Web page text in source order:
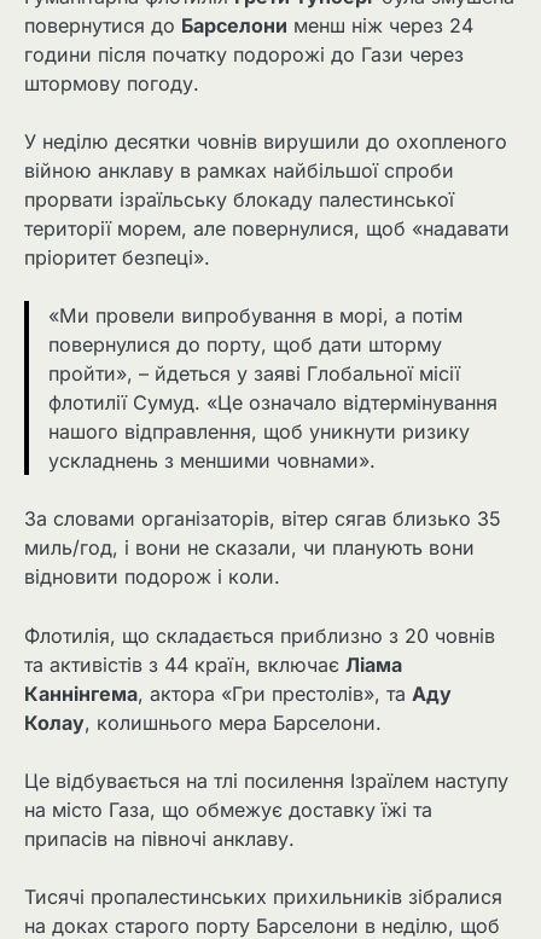
повернутися до Барселони менш ніж через 24
години після початку подорожі до Гази через
штормову погоду.
У неділю десятки човнів вирушили до охопленого
війною анклаву в рамках найбільшої спроби
прорвати ізраїльську блокаду палестинської
території морем, але повернулися, щоб «надавати
пріоритет безпеці».
«Ми провели випробування в морі, а потім
повернулися до порту, щоб дати шторму
пройти», – йдеться у заяві Глобальної місії
флотилії Сумуд. «Це означало відтермінування
нашого відправлення, щоб уникнути ризику
ускладнень з меншими човнами».
За словами організаторів, вітер сягав близько 35
миль/год, і вони не сказали, чи планують вони
відновити подорож і коли.
Флотилія, що складається приблизно з 20 човнів
та активістів з 44 країн, включає Ліама
Каннінгема, актора «Гри престолів», та Аду
Колау, колишнього мера Барселони.
Це відбувається на тлі посилення Ізраїлем наступу
на місто Газа, що обмежує доставку їжі та
припасів на півночі анклаву.
Тисячі пропалестинських прихильників зібралися
на доках старого порту Барселони в неділю, щоб